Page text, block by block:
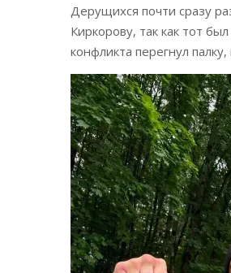
Дерущихся почти сразу
Киркорову, так как тот
конфликта перегнул